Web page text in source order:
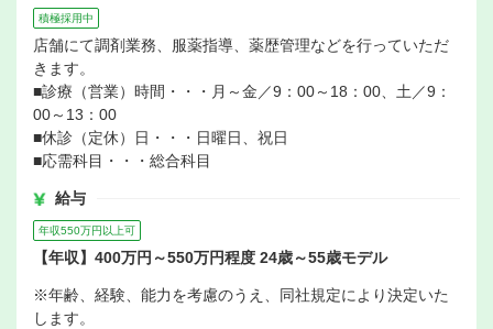
積極採用中
店舗にて調剤業務、服薬指導、薬歴管理などを行っていただ
きます。
■診療（営業）時間・・・月～金／9：00～18：00、土／9：
00～13：00
■休診（定休）日・・・日曜日、祝日
■応需科目・・・総合科目
給与
年収550万円以上可
【年収】400万円～550万円程度 24歳～55歳モデル
※年齢、経験、能力を考慮のうえ、同社規定により決定いた
します。